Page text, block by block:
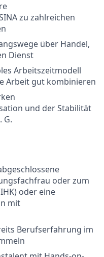
zu zahlreichen
über Handel,
Dienst
Arbeitszeitmodell
Arbeit gut kombinieren
und der Stabilität
G.
oder zum
oder eine
mit
Berufserfahrung im